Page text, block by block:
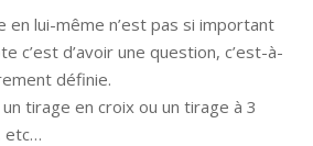
en lui-même n’est pas si important
c’est d’avoir une question, c’est-à-
définie.
tirage en croix ou un tirage à 3
etc…